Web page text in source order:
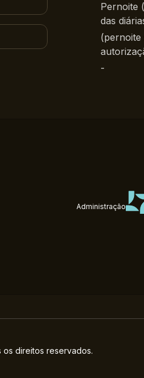
Pernoite
das
(pernoite
-
Administração
direitos reservados.